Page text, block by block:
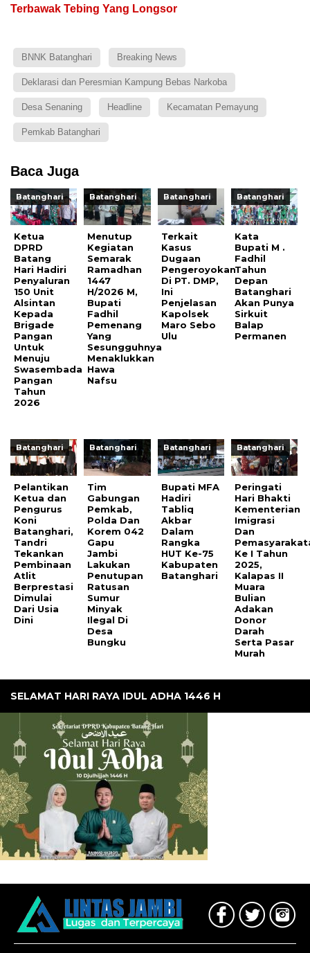
Terbawak Tebing Yang Longsor
BNNK Batanghari Breaking News
Deklarasi dan Peresmian Kampung Bebas Narkoba
Desa Senaning Headline Kecamatan Pemayung
Pemkab Batanghari
Baca Juga
Batanghari
Ketua
DPRD
Batang
Hari Hadiri
Penyaluran
150 Unit
Alsintan
Kepada
Brigade
Pangan
Untuk
Menuju
Swasembada
Pangan
Tahun
2026
Batanghari
Menutup
Kegiatan
Semarak
Ramadhan
1447
H/2026 M,
Bupati
Fadhil
Pemenang
Yang
Sesungguhnya
Menaklukkan
Hawa
Nafsu
Batanghari
Terkait
Kasus
Dugaan
Pengeroyokan
Di PT. DMP,
Ini
Penjelasan
Kapolsek
Maro Sebo
Ulu
Batanghari
Kata
Bupati M .
Fadhil
Tahun
Depan
Batanghari
Akan Punya
Sirkuit
Balap
Permanen
Batanghari
Pelantikan
Ketua dan
Pengurus
Koni
Batanghari,
Tandri
Tekankan
Pembinaan
Atlit
Berprestasi
Dimulai
Dari Usia
Dini
Batanghari
Tim
Gabungan
Pemkab,
Polda Dan
Korem 042
Gapu
Jambi
Lakukan
Penutupan
Ratusan
Sumur
Minyak
Ilegal Di
Desa
Bungku
Batanghari
Bupati MFA
Hadiri
Tabliq
Akbar
Dalam
Rangka
HUT Ke-75
Kabupaten
Batanghari
Batanghari
Peringati
Hari Bhakti
Kementerian
Imigrasi
Dan
Ke I Tahun
2025,
Kalapas II
Muara
Bulian
Adakan
Donor
Darah
Serta Pasar
Murah
SELAMAT HARI RAYA IDUL ADHA 1446 H